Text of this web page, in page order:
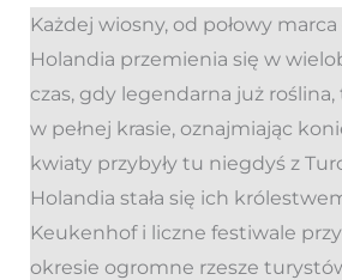
Każdej wiosny, od połowy
Holandia przemienia się w
czas, gdy legendarna już
w pełnej krasie, oznajmiając
kwiaty przybyły tu niegdyś z
Holandia stała się ich
Keukenhof i liczne festiwale
okresie ogromne rzesze